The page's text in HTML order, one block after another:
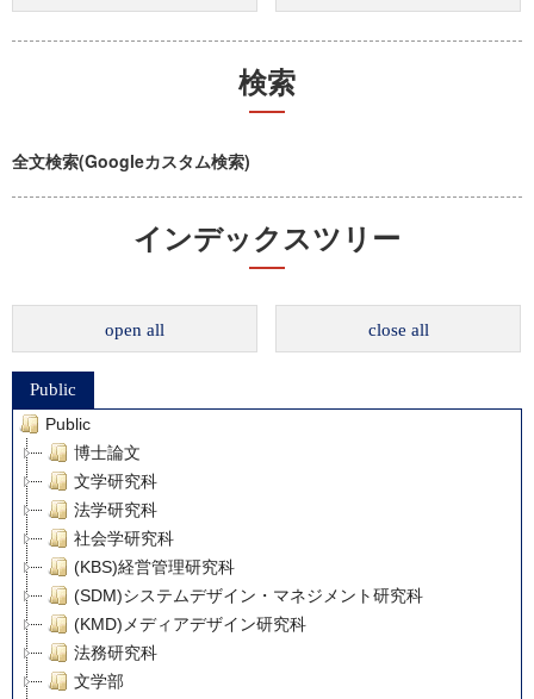
検索
全文検索(Googleカスタム検索)
インデックスツリー
open all close all
Public
Public
博士論文
文学研究科
法学研究科
社会学研究科
(KBS)経営管理研究科
(SDM)システムデザイン・マネジメント研究科
(KMD)メディアデザイン研究科
法務研究科
文学部